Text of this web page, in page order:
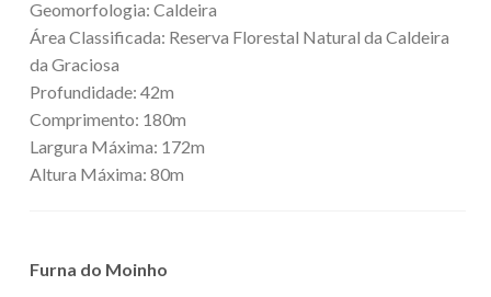
Geomorfologia: Caldeira
Área Classificada: Reserva Florestal Natural da Caldeira
da Graciosa
Profundidade: 42m
Comprimento: 180m
Largura Máxima: 172m
Altura Máxima: 80m
Furna do Moinho